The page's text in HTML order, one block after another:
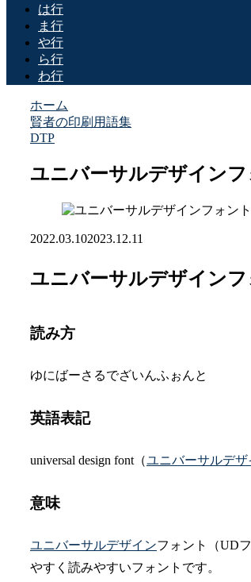
は行
ま行
や行
ら行
わ行
ホーム
賢者の印刷用語集
DTP
ユニバーサルデザインフ
2022.03.102023.12.11
ユニバーサルデザインフ
読み方
ゆにばーさるでざいんふぉんと
英語表記
universal design font（ユニバーサルデザ
意味
ユニバーサルデザインフォント（UD
やすく読みやすいフォントです。